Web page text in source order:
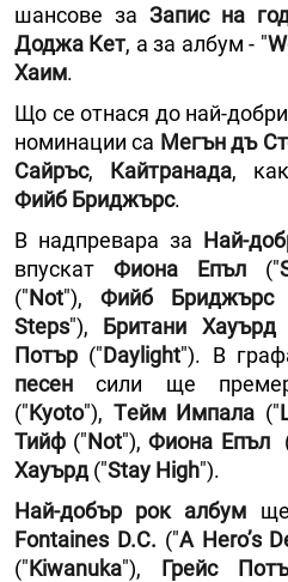
шансове заЗапис на
Доджа Кет, а за албум - "
Хаим.
Що се отнася до най-
номинации са Мегън дъ
Сайръс, Кайтранада,
Фийб Бриджърс.
В надпревара за Най-
впускатФиона Епъл ("
("Not"), Фийб Бриджърс
Steps"), Британи Хауърд
Потър ("Daylight"). В
песен сили ще
("Kyoto"), Tейм Импала ("
Тийф ("Not"),Фиона Епъл
Хауърд ("Stay High").
Най-добър рок албум
Fontaines D.C. ("A Hero’s
("Kiwanuka"), Грейс